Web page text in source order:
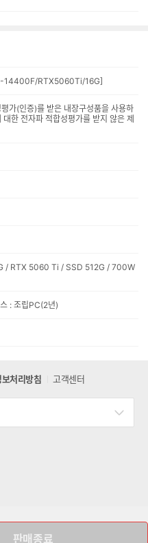
14400F/RTX5060Ti/16G]
가(인증)를 받은 내장구성품을 사용하
한 전자파 적합성평가를 받지 않은 제
/ RTX 5060 Ti / SSD 512G / 700W
: 조립PC(2년)
판매종료
처리방침 고객센터
세